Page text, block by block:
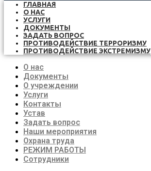
ГЛАВНАЯ
О НАС
УСЛУГИ
ДОКУМЕНТЫ
ЗАДАТЬ ВОПРОС
ПРОТИВОДЕЙСТВИЕ ТЕРРОРИЗМУ
ПРОТИВОДЕЙСТВИЕ ЭКСТРЕМИЗМУ
О нас
Документы
О учреждении
Услуги
Контакты
Устав
Задать вопрос
Наши мероприятия
Охрана труда
РЕЖИМ РАБОТЫ
Сотрудники